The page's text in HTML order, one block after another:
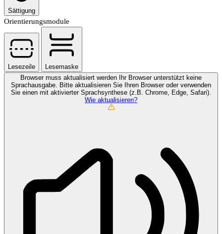
Sättigung
Orientierungsmodule
Lesezeile
Lesemaske
Browser muss aktualisiert werden
Ihr Browser unterstützt keine
Sprachausgabe. Bitte aktualisieren Sie Ihren Browser oder verwenden
Sie einen mit aktivierter Sprachsynthese (z.B. Chrome, Edge, Safari).
Wie aktualisieren?